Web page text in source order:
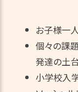
お子様一
個々の課
発達の土
小学校入